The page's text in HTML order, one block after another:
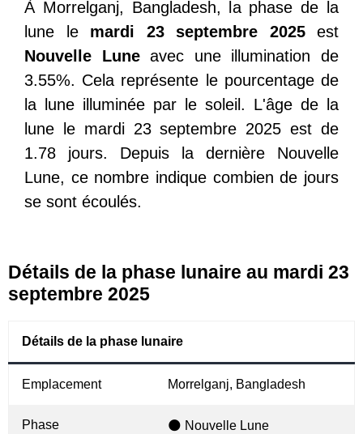
À Morrelganj, Bangladesh, la phase de la
lune le mardi 23 septembre 2025est
Nouvelle Luneavec une illumination de
3.55%. Cela représente le pourcentage de
la lune illuminée par le soleil. L'âge de la
lune le mardi 23 septembre 2025 est de
1.78 jours. Depuis la dernière Nouvelle
Lune, ce nombre indique combien de jours
se sont écoulés.
Détails de la phase lunaire au mardi 23
septembre 2025
Détails de la phase lunaire
Emplacement Morrelganj, Bangladesh
Phase 🌑 Nouvelle Lune